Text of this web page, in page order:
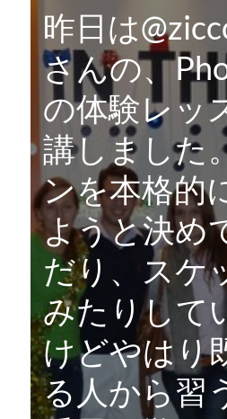
昨日は
さんの、
の体験レッ
講しました
ンを本格的
ようと決め
だり、スケ
みたりして
けどやはり
る人から習